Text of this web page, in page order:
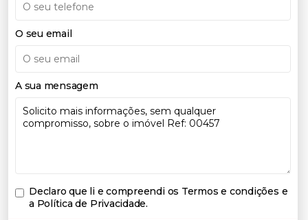
O seu email
A sua mensagem
Declaro que li e compreendi os Termos e condições e
a Política de Privacidade.